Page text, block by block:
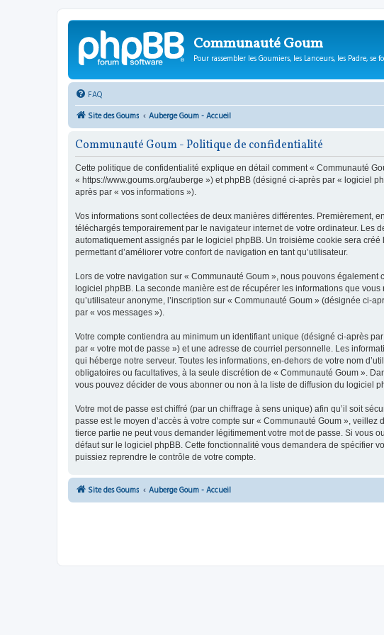
Communauté Goum
Pour rassembler les Goumiers, les Lanceurs, les Padre, se
FAQ
Site des Goums
Auberge Goum - Accueil
Communauté Goum - Politique de confidentialité
Cette politique de confidentialité explique en détail comment « Communauté
« https://www.goums.org/auberge ») et phpBB (désigné ci-après par « logiciel
après par « vos informations »).
Vos informations sont collectées de deux manières différentes. Premièrement,
téléchargés temporairement par le navigateur internet de votre ordinateur. Les
automatiquement assignés par le logiciel phpBB. Un troisième cookie sera
permettant d’améliorer votre confort de navigation en tant qu’utilisateur.
Lors de votre navigation sur « Communauté Goum », nous pouvons
logiciel phpBB. La seconde manière est de récupérer les informations que
qu’utilisateur anonyme, l’inscription sur « Communauté Goum » (désignée ci-
par « vos messages »).
Votre compte contiendra au minimum un identifiant unique (désigné ci-après
par « votre mot de passe ») et une adresse de courriel personnelle. Les
qui héberge notre serveur. Toutes les informations, en-dehors de votre nom
obligatoires ou facultatives, à la seule discrétion de « Communauté Goum ».
vous pouvez décider de vous abonner ou non à la liste de diffusion du logiciel
Votre mot de passe est chiffré (par un chiffrage à sens unique) afin qu’il soit
passe est le moyen d’accès à votre compte sur « Communauté Goum »,
tierce partie ne peut vous demander légitimement votre mot de passe. Si vous
défaut sur le logiciel phpBB. Cette fonctionnalité vous demandera de spécifier
puissiez reprendre le contrôle de votre compte.
Site des Goums Auberge Goum - Accueil